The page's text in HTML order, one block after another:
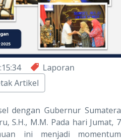
Laporan
Artikel
dengan Gubernur Sumatera
S.H., M.M. Pada hari Jumat, 7
ini menjadi momentum